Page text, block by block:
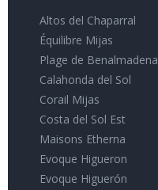
Altos del Chaparral
Équilibre Mijas
Plage de Benalmadena
Calahonda del Sol
Corail Mijas
Costa del Sol Est
Maisons Etherna
Evoque Higueron
Evoque Higuerón